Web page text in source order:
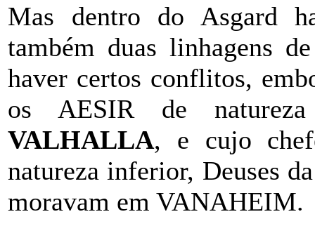
Mas dentro do Asgard
também duas linhagens
haver certos conflitos,
os AESIR de
VALHALLA, e cujo
natureza inferior, Deuses
moravam em VANAHEIM.